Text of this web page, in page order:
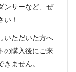
ンサーなど、ぜ
い！
いただいた方へ
の購入後にご来
ません。